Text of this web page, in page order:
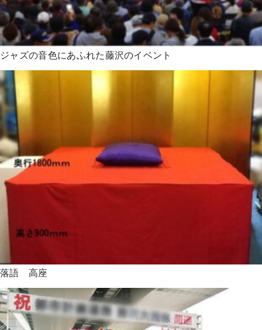
ジャズの音色にあふれた藤沢のイベント
落語 高座